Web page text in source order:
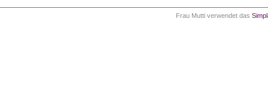
Frau Mutti verwendet das